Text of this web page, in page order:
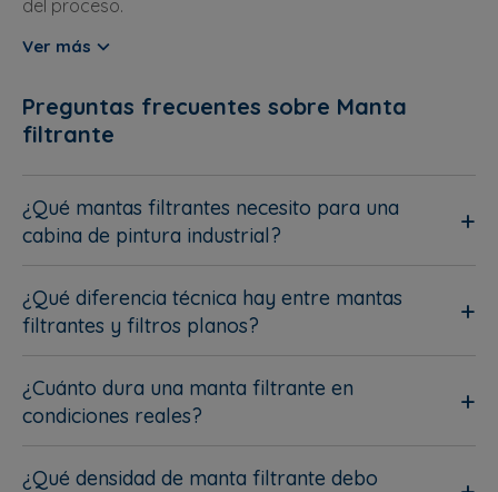
del proceso.
Ver más
Preguntas frecuentes sobre Manta
filtrante
¿Qué mantas filtrantes necesito para una
cabina de pintura industrial?
¿Qué diferencia técnica hay entre mantas
filtrantes y filtros planos?
¿Cuánto dura una manta filtrante en
condiciones reales?
¿Qué densidad de manta filtrante debo